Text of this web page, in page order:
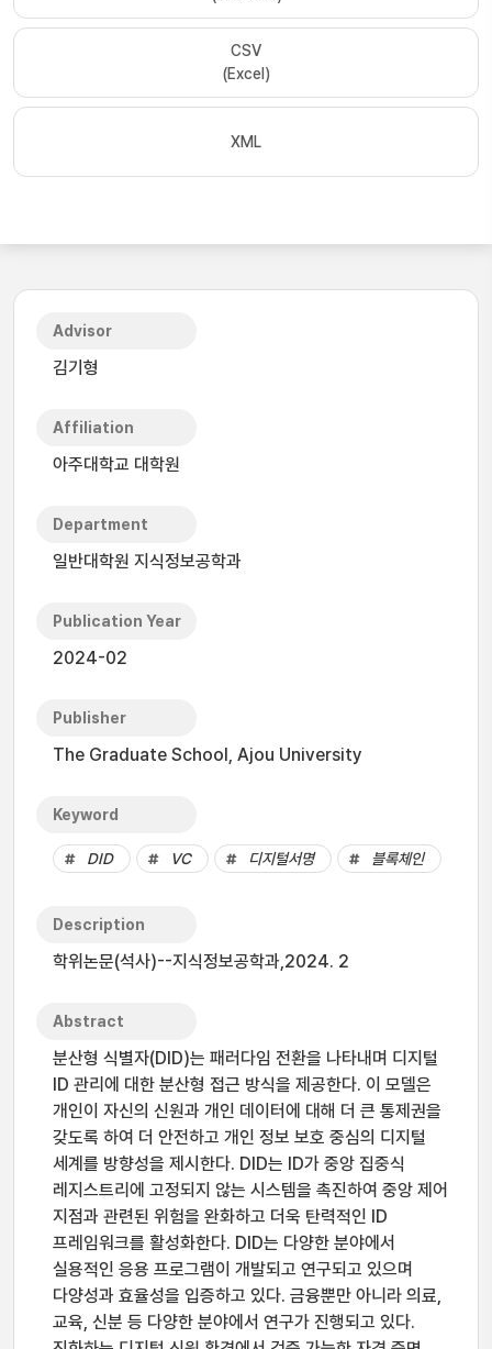
CSV
(Excel)
XML
Advisor
김기형
Affiliation
아주대학교 대학원
Department
일반대학원 지식정보공학과
Publication Year
2024-02
Publisher
The Graduate School, Ajou University
Keyword
DID VC 디지털서명 블록체인
Description
학위논문(석사)--지식정보공학과,2024. 2
Abstract
분산형 식별자(DID)는 패러다임 전환을 나타내며 디지털
ID 관리에 대한 분산형 접근 방식을 제공한다. 이 모델은
개인이 자신의 신원과 개인 데이터에 대해 더 큰 통제권을
갖도록 하여 더 안전하고 개인 정보 보호 중심의 디지털
세계를 방향성을 제시한다. DID는 ID가 중앙 집중식
레지스트리에 고정되지 않는 시스템을 촉진하여 중앙 제어
지점과 관련된 위험을 완화하고 더욱 탄력적인 ID
프레임워크를 활성화한다. DID는 다양한 분야에서
실용적인 응용 프로그램이 개발되고 연구되고 있으며
다양성과 효율성을 입증하고 있다. 금융뿐만 아니라 의료,
교육, 신분 등 다양한 분야에서 연구가 진행되고 있다.